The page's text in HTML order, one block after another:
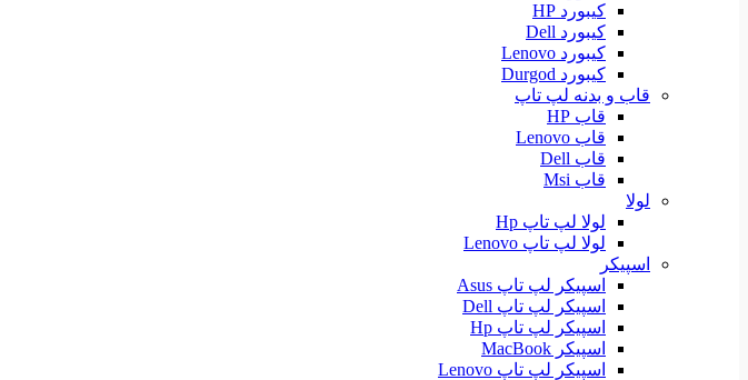
کیبورد HP
کیبورد Dell
کیبورد Lenovo
کیبورد Durgod
قاب و بدنه لپ تاپ
قاب HP
قاب Lenovo
قاب Dell
قاب Msi
لولا
لولا لپ تاپ Hp
لولا لپ تاپ Lenovo
اسپیکر
اسپیکر لپ تاپ Asus
اسپیکر لپ تاپ Dell
اسپیکر لپ تاپ Hp
اسپیکر MacBook
اسپیکر لپ تاپ Lenovo